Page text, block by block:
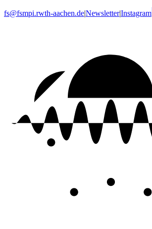
fs@fsmpi.rwth-aachen.de|Newsletter|Instagram